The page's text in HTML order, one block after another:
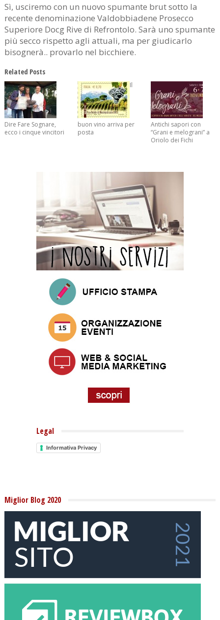
Sì, usciremo con un nuovo spumante brut sotto la
recente denominazione Valdobbiadene Prosecco
Superiore Docg Rive di Refrontolo. Sarà uno spumante
più secco rispetto agli attuali, ma per giudicarlo
bisognerà.. provarlo nel bicchiere.
Related Posts
Dire Fare Sognare,
ecco i cinque vincitori
Il
buon vino arriva per
posta
Antichi sapori con
“Grani e melograni” a
Oriolo dei Fichi
Legal
Informativa Privacy
Miglior Blog 2020